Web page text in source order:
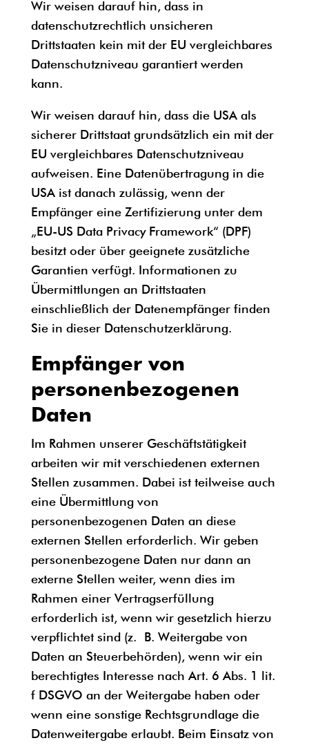
Wir weisen darauf hin, dass in
datenschutzrechtlich unsicheren
Drittstaaten kein mit der EU vergleichbares
Datenschutzniveau garantiert werden
kann.
Wir weisen darauf hin, dass die USA als
sicherer Drittstaat grundsätzlich ein mit der
EU vergleichbares Datenschutzniveau
aufweisen. Eine Datenübertragung in die
USA ist danach zulässig, wenn der
Empfänger eine Zertifizierung unter dem
„EU-US Data Privacy Framework“ (DPF)
besitzt oder über geeignete zusätzliche
Garantien verfügt. Informationen zu
Übermittlungen an Drittstaaten
einschließlich der Datenempfänger finden
Sie in dieser Datenschutzerklärung.
Empfänger von
personenbezogenen
Daten
Im Rahmen unserer Geschäftstätigkeit
arbeiten wir mit verschiedenen externen
Stellen zusammen. Dabei ist teilweise auch
eine Übermittlung von
personenbezogenen Daten an diese
externen Stellen erforderlich. Wir geben
personenbezogene Daten nur dann an
externe Stellen weiter, wenn dies im
Rahmen einer Vertragserfüllung
erforderlich ist, wenn wir gesetzlich hierzu
verpflichtet sind (z. B. Weitergabe von
Daten an Steuerbehörden), wenn wir ein
berechtigtes Interesse nach Art. 6 Abs. 1 lit.
f DSGVO an der Weitergabe haben oder
wenn eine sonstige Rechtsgrundlage die
Datenweitergabe erlaubt. Beim Einsatz von